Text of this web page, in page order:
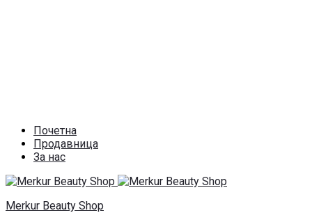
Почетна
Продавница
За нас
Merkur Beauty Shop